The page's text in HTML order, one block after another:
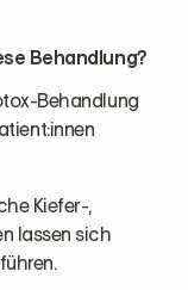
Behandlung?
Behandlung
Kiefer-,
lassen sich